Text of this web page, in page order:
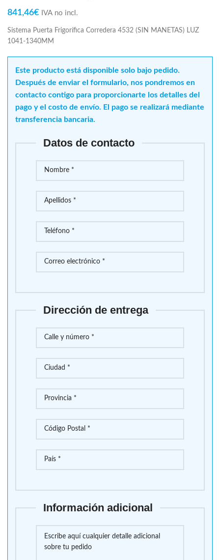
841,46€ IVA no incl.
Sistema Puerta Frigorífica Corredera 4532 (SIN MANETAS) LUZ
1041-1340MM
Este producto está disponible solo bajo pedido.
Después de enviar el formulario, nos pondremos en
contacto contigo para proporcionarte los detalles del
pago y el costo de envío. El pago se realizará mediante
transferencia bancaria.
Datos de contacto
Dirección de entrega
Información adicional